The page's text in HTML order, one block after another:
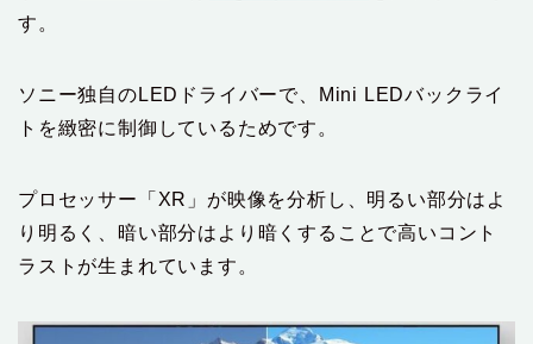
す。
ソニー独自のLEDドライバーで、Mini LEDバックライ
トを緻密に制御しているためです。
プロセッサー「XR」が映像を分析し、明るい部分はよ
り明るく、暗い部分はより暗くすることで高いコント
ラストが生まれています。